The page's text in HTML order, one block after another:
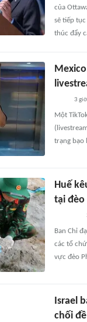
của
sẽ tiếp
thúc đẩy
3 giờ
Một
trạng bạo
Huế
tại đèo
Ban Chỉ
các tổ
vực đèo
Israel
chối